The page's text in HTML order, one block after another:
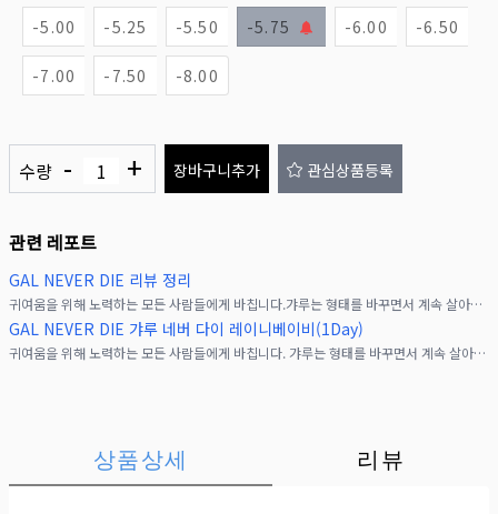
-5.00 -5.25 -5.50 -5.75 -6.00 -6.50
-7.00 -7.50 -8.00
수량 - + 장바구니추가 관심상품등록
관련 레포트
GAL NEVER DIE 리뷰 정리
귀여움을 위해 노력하는 모든 사람들에게 바칩니다.갸루는 형태를 바꾸면서 계속 살아갑니다.갸루로서 계속 존재하고 있는 찬미나의 강한 생각으로 태어난 패션 렌즈♡GAL NEVER DI
GAL NEVER DIE 갸루 네버 다이 레이니베이비(1Day)
귀여움을 위해 노력하는 모든 사람들에게 바칩니다. 갸루는 형태를 바꾸면서 계속 살아갑니다.갸루로서 계속 존재하고 있는 찬미나의 강한 생각으로 태어난 패션 렌즈 GAL NEVER D
상품상세 리뷰